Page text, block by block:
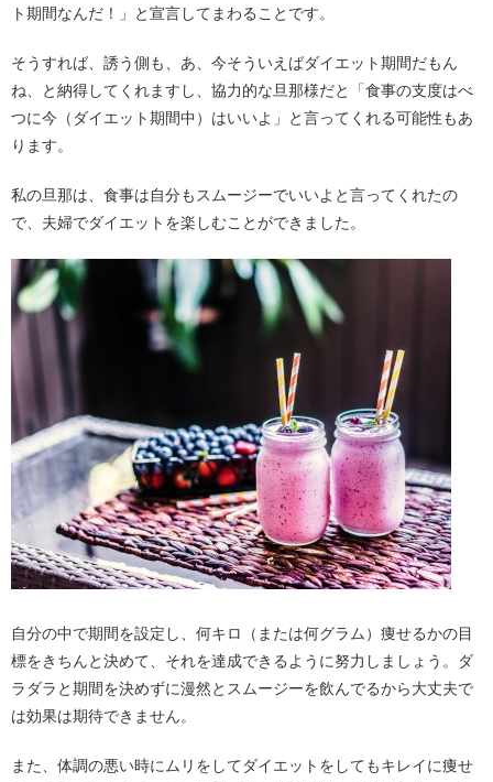
ト期間なんだ！」と宣言してまわることです。
そうすれば、誘う側も、あ、今そういえばダイエット期間だもん
ね、と納得してくれますし、協力的な旦那様だと「食事の支度はべ
つに今（ダイエット期間中）はいいよ」と言ってくれる可能性もあ
ります。
私の旦那は、食事は自分もスムージーでいいよと言ってくれたの
で、夫婦でダイエットを楽しむことができました。
自分の中で期間を設定し、何キロ（または何グラム）痩せるかの目
標をきちんと決めて、それを達成できるように努力しましょう。ダ
ラダラと期間を決めずに漫然とスムージーを飲んでるから大丈夫で
は効果は期待できません。
また、体調の悪い時にムリをしてダイエットをしてもキレイに痩せ